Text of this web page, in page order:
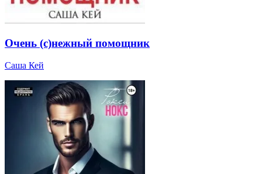
Очень (с)нежный помощник
Саша Кей